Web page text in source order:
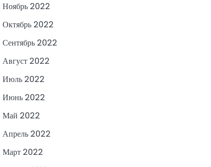
Ноябрь 2022
Октябрь 2022
Сентябрь 2022
Август 2022
Июль 2022
Июнь 2022
Май 2022
Апрель 2022
Март 2022